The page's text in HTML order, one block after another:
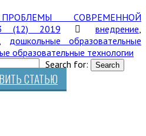
СОВРЕМЕННОЙ
(12) 2019 внедрение,
, дошкольные образовательные
образовательные технологии
Search for:
СТАТЬЮ